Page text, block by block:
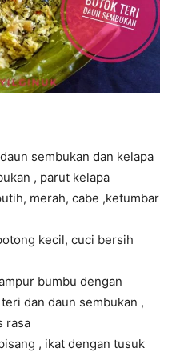
sembukan dan kelapa
, parut kelapa
merah, cabe ,ketumbar
kecil, cuci bersih
bumbu dengan
dan daun sembukan ,
rasa
, ikat dengan tusuk